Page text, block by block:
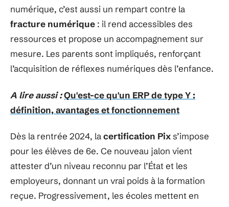
numérique, c’est aussi un rempart contre la
fracture numérique : il rend accessibles des
ressources et propose un accompagnement sur
mesure. Les parents sont impliqués, renforçant
l’acquisition de réflexes numériques dès l’enfance.
A lire aussi :Qu'est-ce qu'un ERP de type Y :
définition, avantages et fonctionnement
Dès la rentrée 2024, lacertification Pixs’impose
pour les élèves de 6e. Ce nouveau jalon vient
attester d’un niveau reconnu par l’État et les
employeurs, donnant un vrai poids à la formation
reçue. Progressivement, les écoles mettent en